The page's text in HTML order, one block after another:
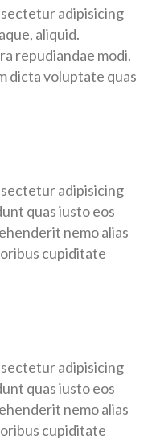
adipisicing
aliquid.
repudiandae modi.
dicta voluptate quas
adipisicing
quas iusto eos
nemo alias
cupiditate
adipisicing
quas iusto eos
nemo alias
cupiditate